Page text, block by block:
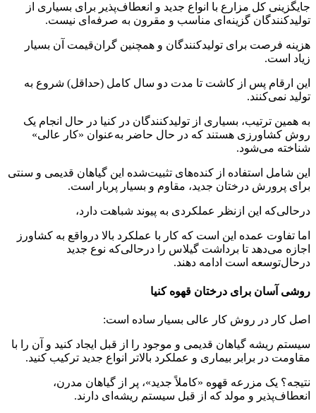
جایگزینی کل مزارع با انواع جدید و انعطاف‌پذیر برای بسیاری از
تولیدکنندگان گزینه‌ای مناسب و مقرون به صرفه‌ای نیست.
هزینه فرصت برای تولیدکنندگان و همچنین گران‌قیمت آن بسیار
زیاد است.
این ارقام پس از کاشت تا مدت دو سال کامل (حداقل) شروع به
تولید نمی‌کنند.
به همین ترتیب، بسیاری از تولیدکنندگان در کنیا در حال انجام یک
روش کشاورزی هستند که در حال حاضر به‌عنوان «کار عالی»
شناخته می‌شود.
این شامل استفاده از کنده‌های تثبیت‌شده این گیاهان قدیمی و سنتی
برای پرورش درختان جدید، مقاوم و بسیار پربار است.
درحالی‌که این ازنظر عملکردی به پیوند شباهت دارد،
اما تفاوت عمده این است که کار با عملکرد بالا درواقع به کشاورز
اجازه می‌دهد تا برداشت گیلاس را درحالی‌که نوع جدید
درحال‌توسعه است ادامه دهند.
روشی آسان برای درختان قهوه کنیا
اصل کار در روش کار عالی بسیار ساده است:
سیستم ریشه گیاهان قدیمی و موجود را از قبل ایجاد کنید و آن را با
مقاومت در برابر بیماری و عملکرد بالاتر انواع جدید ترکیب کنید.
نتیجه؟ یک مزرعه قهوه «کاملاً جدید»، پر از گیاهان مدرن،
انعطاف‌پذیر و مولد که از قبل سیستم ریشه‌ای دارند.